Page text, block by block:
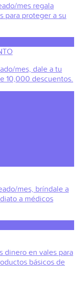
mes regala
para proteger a su
mes, dale a tu
10,000 descuentos.
mes, bríndale a
a médicos
dinero en vales para
básicos de